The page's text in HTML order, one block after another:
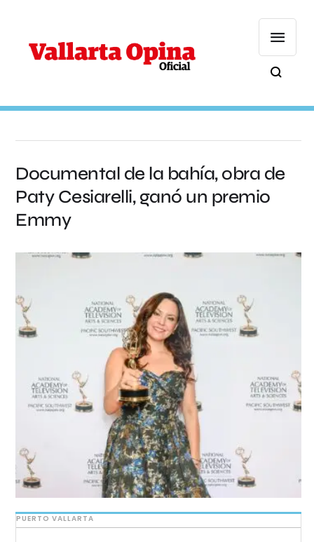
Documental de la bahía, obra de
Paty Cesiarelli, ganó un premio
Emmy
PUERTO VALLARTA